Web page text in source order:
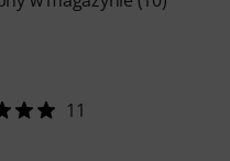
11